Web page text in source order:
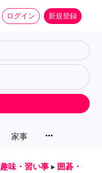
ログイン 新規登録
家事 more_horiz
趣味・習い事 ▸ 囲碁・